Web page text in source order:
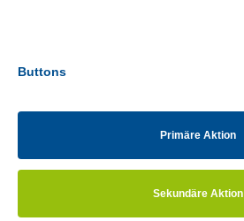
Buttons
Primäre Aktion
Sekundäre Aktion